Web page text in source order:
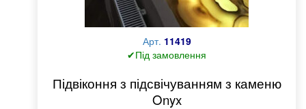
Арт. 11419
✔Під замовлення
Підвіконня з підсвічуванням з каменю
Onyx